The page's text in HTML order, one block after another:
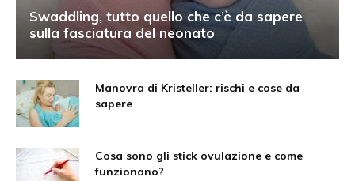
Swaddling, tutto quello che c’è da sapere
sulla fasciatura del neonato
Manovra di Kristeller: rischi e cose da
sapere
Cosa sono gli stick ovulazione e come
funzionano?